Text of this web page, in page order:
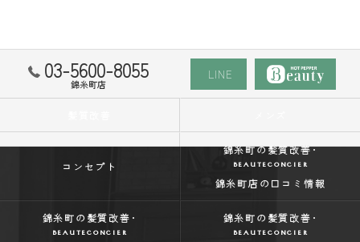
03-5600-8055
錦糸町店
LINE
コンセプト
錦糸町の髪質改善･
BEAUTECONCIER
錦糸町店の口コミ情報
錦糸町の髪質改善･
BEAUTECONCIER
錦糸町の髪質改善･
BEAUTECONCIER